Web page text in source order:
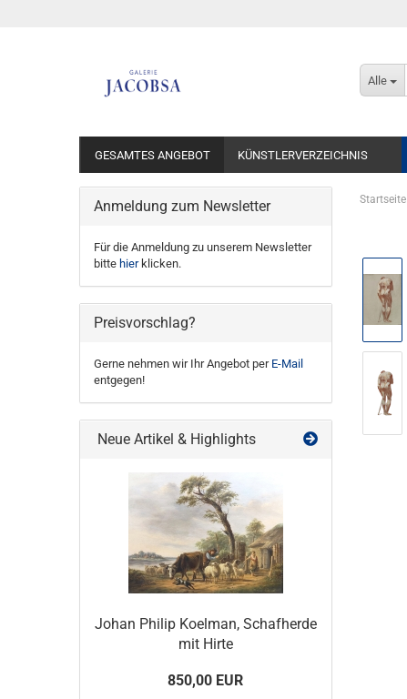
Alle
GESAMTES ANGEBOT KÜNSTLERVERZEICHNIS
Startseite
Anmeldung zum Newsletter
Für die Anmeldung zu unserem Newsletter
bitte hierklicken.
Preisvorschlag?
Gerne nehmen wir Ihr Angebot per E-Mail
entgegen!
Neue Artikel & Highlights
Johan Philip Koelman, Schafherde
mit Hirte
850,00 EUR